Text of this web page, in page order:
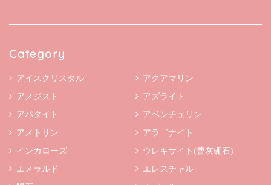
Category
アイスクリスタル
アクアマリン
アメジスト
アズライト
アパタイト
アベンチュリン
アメトリン
アラゴナイト
インカローズ
ウレキサイト(曹灰硼石)
エメラルド
エレスチャル